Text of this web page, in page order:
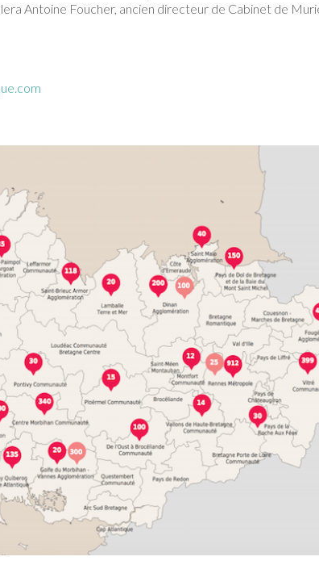
Antoine Foucher, ancien directeur de Cabinet de